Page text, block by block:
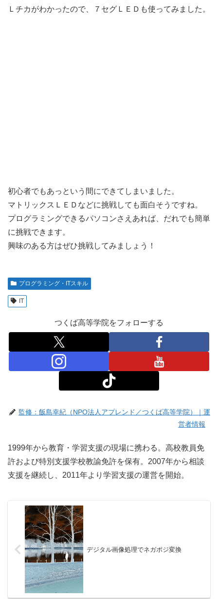
Ｌチカがわかったので、７セグＬＥＤも使ってみました。
初心者でもあっという間にできてしまいました。
マトリックスＬＥＤなどに挑戦しても面白そうですね。
プログラミングできるパソコンさえあれば、だれでも簡単
に挑戦できます。
興味のある方はぜひ挑戦してみましょう！
プログラミング・ITスキル
IT
つくば高等学院をフォローする
監修：飯島幸紀（NPO法人アプレンド／つくば高等学院）｜運
営者情報
1999年から教育・学習支援の現場に携わる。高校教員免
許および特別支援学校教諭免許を保有。2007年から相談
支援を継続し、2011年より学習支援の運営を開始。
デジタル画像処理でネガポジ変換